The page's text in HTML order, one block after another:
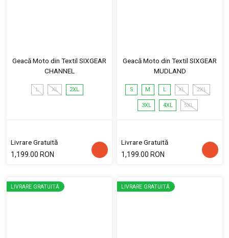
Geacă Moto din Textil SIXGEAR
CHANNEL
L XL 2XL
Livrare Gratuită
1,199.00 RON
Geacă Moto din Textil SIXGEAR
MUDLAND
S M L XL 2XL
3XL 4XL 5XL
Livrare Gratuită
1,199.00 RON
LIVRARE GRATUITĂ LIVRARE GRATUITĂ